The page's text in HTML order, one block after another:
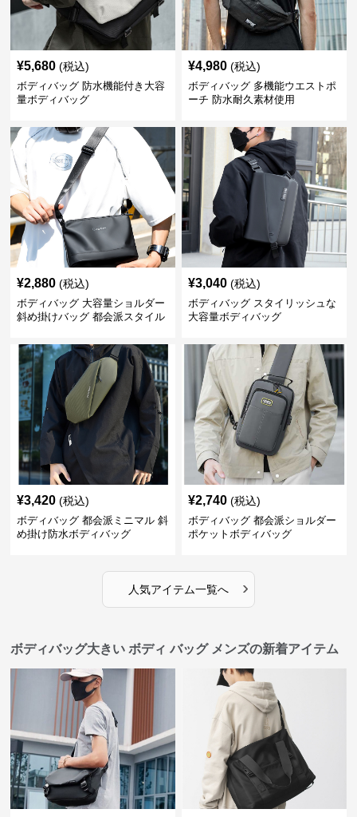
¥5,680 (税込)
ボディバッグ 防水機能付き大容
量ボディバッグ
¥4,980 (税込)
ボディバッグ 多機能ウエストポ
ーチ 防水耐久素材使用
¥2,880 (税込)
ボディバッグ 大容量ショルダー
斜め掛けバッグ 都会派スタイル
¥3,040 (税込)
ボディバッグ スタイリッシュな
大容量ボディバッグ
¥3,420 (税込)
ボディバッグ 都会派ミニマル 斜
め掛け防水ボディバッグ
¥2,740 (税込)
ボディバッグ 都会派ショルダー
ポケットボディバッグ
人気アイテム一覧へ ›
ボディバッグ大きい ボディ バッグ メンズの新着アイテム